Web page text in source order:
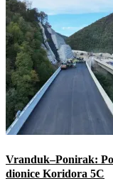
Vranduk–Ponirak:
dionice Koridora 5C